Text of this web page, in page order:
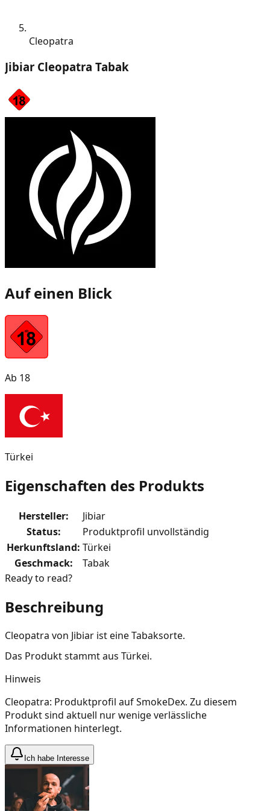
Cleopatra
Jibiar Cleopatra Tabak
Auf einen Blick
Ab 18
Türkei
Eigenschaften des Produkts
Hersteller:
Jibiar
Status:
Produktprofil unvollständig
Herkunftsland: Türkei
Geschmack:
Tabak
Ready to read?
Beschreibung
Cleopatra von Jibiar ist eine Tabaksorte.
Das Produkt stammt aus Türkei.
Hinweis
Cleopatra: Produktprofil auf SmokeDex. Zu diesem
Produkt sind aktuell nur wenige verlässliche
Informationen hinterlegt.
Ich habe Interesse